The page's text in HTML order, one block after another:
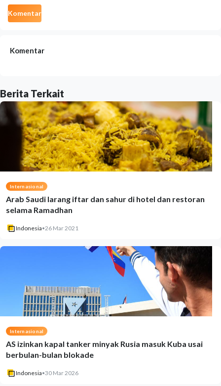
Komentar
Komentar
Berita Terkait
Internasional
Arab Saudi larang iftar dan sahur di hotel dan restoran
selama Ramadhan
Indonesia•26 Mar 2021
Internasional
AS izinkan kapal tanker minyak Rusia masuk Kuba usai
berbulan-bulan blokade
Indonesia•30 Mar 2026